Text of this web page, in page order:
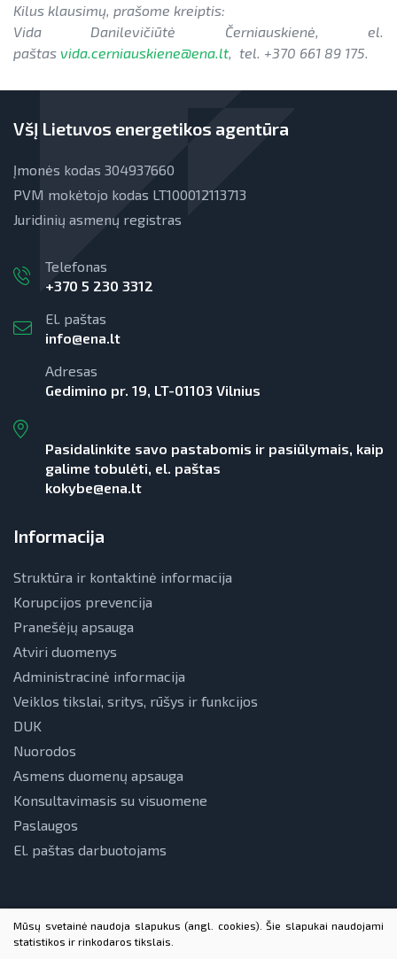
Kilus klausimų, prašome kreiptis:
Vida Danilevičiūtė Černiauskienė, el.
paštas vida.cerniauskiene@ena.lt , tel. +370 661 89 175.
VšĮ Lietuvos energetikos agentūra
Įmonės kodas 304937660
PVM mokėtojo kodas LT100012113713
Juridinių asmenų registras
Telefonas
+370 5 230 3312
El. paštas
info@ena.lt
Adresas
Gedimino pr. 19, LT-01103 Vilnius
Pasidalinkite savo pastabomis ir pasiūlymais, kaip
galime tobulėti, el. paštas
kokybe@ena.lt
Informacija
Struktūra ir kontaktinė informacija
Korupcijos prevencija
Pranešėjų apsauga
Atviri duomenys
Administracinė informacija
Veiklos tikslai, sritys, rūšys ir funkcijos
DUK
Nuorodos
Asmens duomenų apsauga
Konsultavimasis su visuomene
Paslaugos
El. paštas darbuotojams
Mūsų svetainė naudoja slapukus (angl. cookies). Šie slapukai naudojami
statistikos ir rinkodaros tikslais.